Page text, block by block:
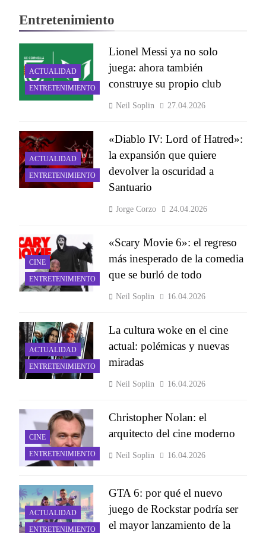
Entretenimiento
ACTUALIDAD
ENTRETENIMIENTO
Lionel Messi ya no solo
juega: ahora también
construye su propio club
Neil Soplin 27.04.2026
ACTUALIDAD
ENTRETENIMIENTO
«Diablo IV: Lord of Hatred»:
la expansión que quiere
devolver la oscuridad a
Santuario
Jorge Corzo 24.04.2026
CINE
ENTRETENIMIENTO
«Scary Movie 6»: el regreso
más inesperado de la comedia
que se burló de todo
Neil Soplin 16.04.2026
ACTUALIDAD
ENTRETENIMIENTO
La cultura woke en el cine
actual: polémicas y nuevas
miradas
Neil Soplin 16.04.2026
CINE
ENTRETENIMIENTO
Christopher Nolan: el
arquitecto del cine moderno
Neil Soplin 16.04.2026
ACTUALIDAD
ENTRETENIMIENTO
GTA 6: por qué el nuevo
juego de Rockstar podría ser
el mayor lanzamiento de la